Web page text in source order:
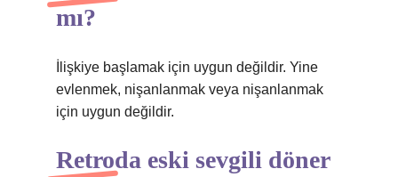
mı?
İlişkiye başlamak için uygun değildir. Yine
evlenmek, nişanlanmak veya nişanlanmak
için uygun değildir.
Retroda eski sevgili döner